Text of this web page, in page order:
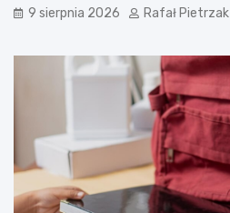
9 sierpnia 2026 Rafał Pietrzak